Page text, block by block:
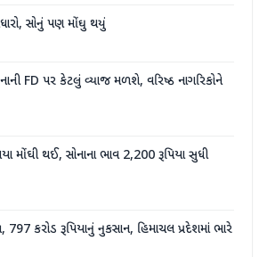
સોનું પણ મોંઘુ થયું
FD પર કેટલું વ્યાજ મળશે, વરિષ્ઠ નાગરિકોને
મોંઘી થઈ, સોનાના ભાવ 2,200 રૂપિયા સુધી
797 કરોડ રૂપિયાનું નુકસાન, હિમાચલ પ્રદેશમાં ભારે